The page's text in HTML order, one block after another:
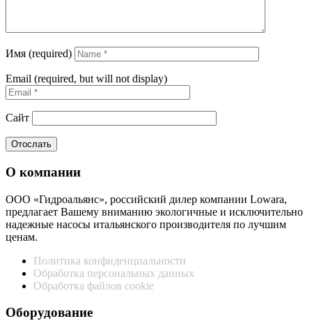
Имя (required)
Email (required, but will not display)
Сайт
О компании
ООО «Гидроальянс», российский дилер компании Lowara,
предлагает Вашему вниманию экологичные и исключительно
надежные насосы итальянского производителя по лучшим
ценам.
Политика конфиденциальности
Обработка персональных данных
Обработка файлов cookie
Оборудование